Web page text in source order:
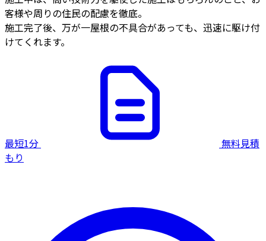
客様や周りの住民の配慮を徹底。
施工完了後、万が一屋根の不具合があっても、迅速に駆け付
けてくれます。
最短1分
無料見積
もり